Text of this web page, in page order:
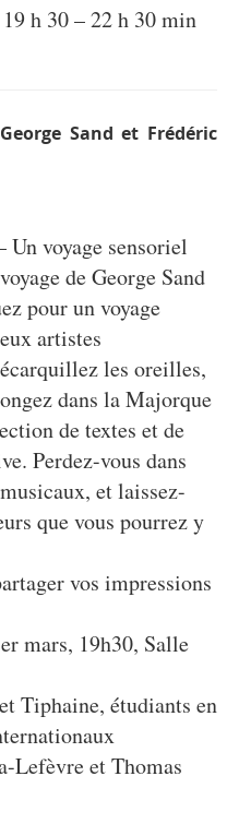
h 30–22 h 30 min
Sand et Frédéric
voyage sensoriel
de George Sand
pour un voyage
artistes
les oreilles,
dans la Majorque
de textes et de
Perdez-vous dans
et laissez-
que vous pourrez y
vos impressions
mars, 19h30, Salle
Tiphaine, étudiants en
Lefèvre et Thomas